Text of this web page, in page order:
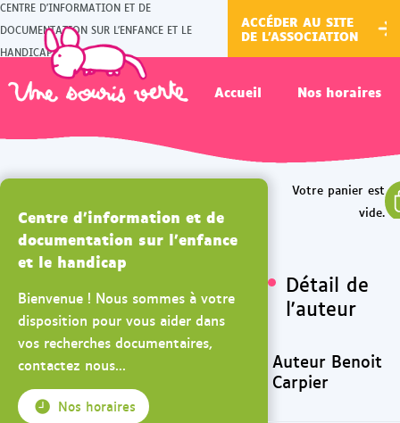
CENTRE D'INFORMATION ET DE
DOCUMENTATION SUR L'ENFANCE ET LE
HANDICAP
ACCÉDER AU SITE
DE L'ASSOCIATION
Accueil Nos horaires
Détail de
l'auteur
Auteur Benoit
Carpier
Centre d'information et de
documentation sur l'enfance
et le handicap
Bienvenue ! Nous sommes à votre
disposition pour vous aider dans
vos recherches documentaires,
contactez nous...
Nos horaires